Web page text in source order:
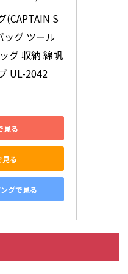
(CAPTAIN S
ッグ ツール
グ 収納 綿帆
UL-2042
見る
見る
グで見る